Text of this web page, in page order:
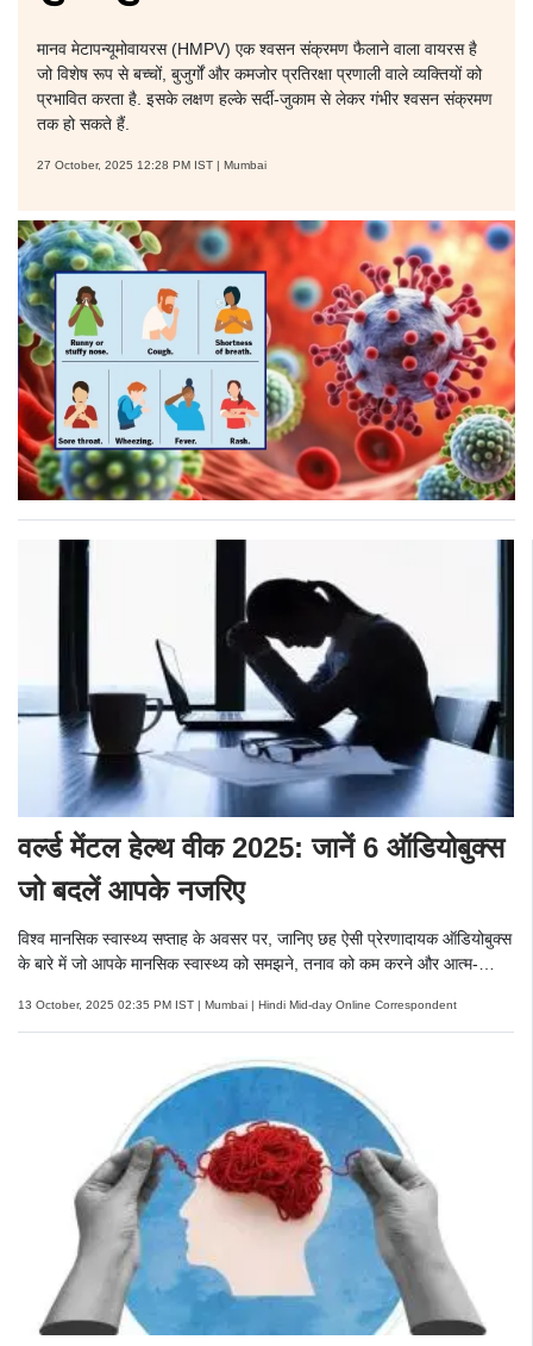
मानव मेटापन्यूमोवायरस (HMPV) एक श्वसन संक्रमण फैलाने वाला वायरस है
जो विशेष रूप से बच्चों, बुजुर्गों और कमजोर प्रतिरक्षा प्रणाली वाले व्यक्तियों को
प्रभावित करता है. इसके लक्षण हल्के सर्दी-जुकाम से लेकर गंभीर श्वसन संक्रमण
तक हो सकते हैं.
27 October, 2025 12:28 PM IST | Mumbai
वर्ल्ड मेंटल हेल्थ वीक 2025: जानें 6 ऑडियोबुक्स
जो बदलें आपके नजरिए
विश्व मानसिक स्वास्थ्य सप्ताह के अवसर पर, जानिए छह ऐसी प्रेरणादायक ऑडियोबुक्स
के बारे में जो आपके मानसिक स्वास्थ्य को समझने, तनाव को कम करने और आत्म-
13 October, 2025 02:35 PM IST | Mumbai | Hindi Mid-day Online Correspondent